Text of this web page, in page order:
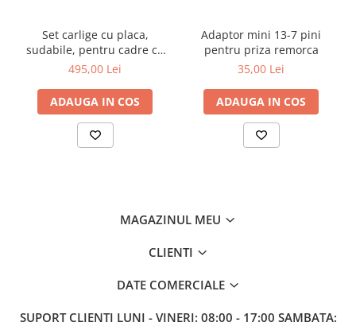
Set carlige cu placa,
sudabile, pentru cadre cu
schimbare rapida Euro-
495,00 Lei
ADAUGA IN COS
Adaptor mini 13-7 pini
pentru priza remorca
35,00 Lei
ADAUGA IN COS
MAGAZINUL MEU
CLIENTI
DATE COMERCIALE
SUPORT CLIENTI LUNI - VINERI: 08:00 - 17:00 SAMBATA: